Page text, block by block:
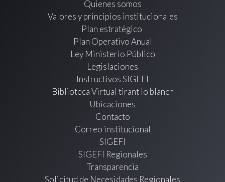
Quienes somos
Valores y principios institucionales
Plan estratégico
Plan Operativo Anual
Ley Ministerio Público
Legislaciones
Instructivos SIGEFI
Biblioteca Virtual tirant lo blanch
Ubicaciones
Contacto
Correo institucional
SIGEFI
SIGEFI Regionales
Transparencia
Solicitud de Necesidades Regionales